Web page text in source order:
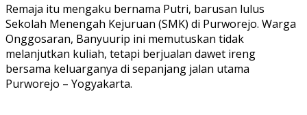
Remaja itu mengaku bernama Putri, barusan lulus
Sekolah Menengah Kejuruan (SMK) di Purworejo. Warga
Onggosaran, Banyuurip ini memutuskan tidak
melanjutkan kuliah, tetapi berjualan dawet ireng
bersama keluarganya di sepanjang jalan utama
Purworejo – Yogyakarta.